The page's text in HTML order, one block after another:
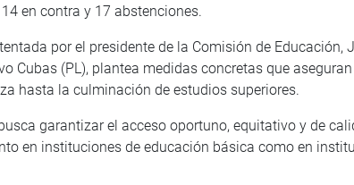
en contra y 17 abstenciones.
por el presidente de la Comisión de Educación,
Cubas (PL), plantea medidas concretas que
hasta la culminación de estudios superiores.
garantizar el acceso oportuno, equitativo y de
en instituciones de educación básica como en